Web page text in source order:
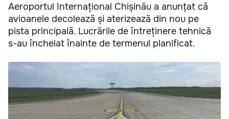
Aeroportul Internațional Chișinău a anunțat că
avioanele decolează și aterizează din nou pe
pista principală. Lucrările de întreținere tehnică
s-au încheiat înainte de termenul planificat.